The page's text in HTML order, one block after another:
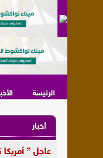
الرئيسة
أخبار
عاجل ” أمريكا